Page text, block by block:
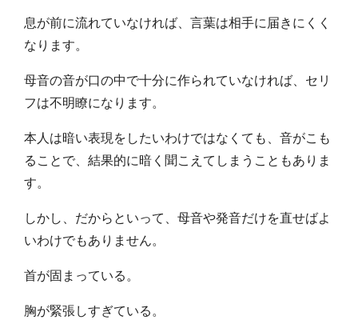
息が前に流れていなければ、言葉は相手に届きにくく
なります。
母音の音が口の中で十分に作られていなければ、セリ
フは不明瞭になります。
本人は暗い表現をしたいわけではなくても、音がこも
ることで、結果的に暗く聞こえてしまうこともありま
す。
しかし、だからといって、母音や発音だけを直せばよ
いわけでもありません。
首が固まっている。
胸が緊張しすぎている。